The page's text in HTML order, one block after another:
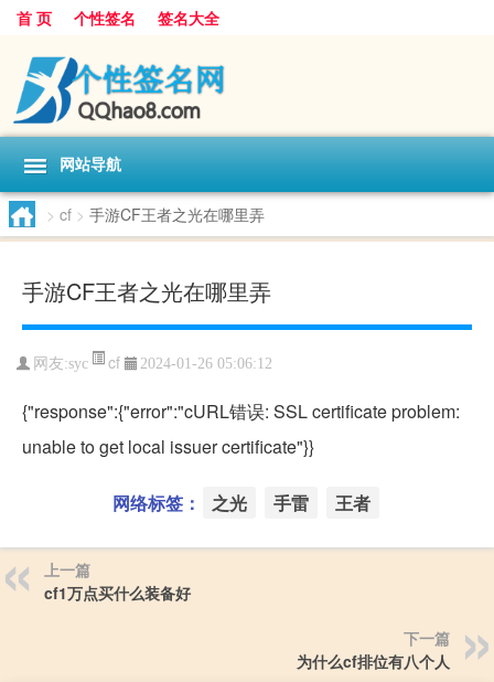
首 页 个性签名 签名大全
网站导航
> cf > 手游CF王者之光在哪里弄
手游CF王者之光在哪里弄
网友:syc cf 2024-01-26 05:06:12
{"response":{"error":"cURL错误: SSL certificate problem:
unable to get local issuer certificate"}}
网络标签： 之光 手雷 王者
上一篇
cf1万点买什么装备好
下一篇
为什么cf排位有八个人